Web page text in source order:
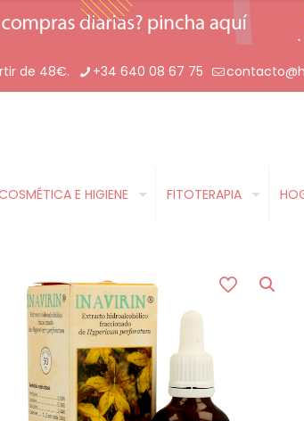
de 48€. +34 640 08 67 75
E HIGIENE FITOTERAPIA